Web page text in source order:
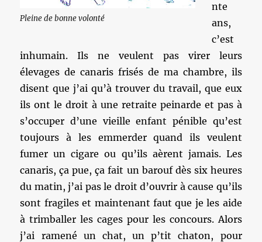
Pleine de bonne volonté
nte
ans,
c’est
inhumain. Ils ne veulent pas virer leurs
élevages de canaris frisés de ma chambre, ils
disent que j’ai qu’à trouver du travail, que eux
ils ont le droit à une retraite peinarde et pas à
s’occuper d’une vieille enfant pénible qu’est
toujours à les emmerder quand ils veulent
fumer un cigare ou qu’ils aèrent jamais. Les
canaris, ça pue, ça fait un barouf dès six heures
du matin, j’ai pas le droit d’ouvrir à cause qu’ils
sont fragiles et maintenant faut que je les aide
à trimballer les cages pour les concours. Alors
j’ai ramené un chat, un p’tit chaton, pour